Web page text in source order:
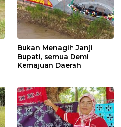
Bukan Menagih Janji
Bupati, semua Demi
Kemajuan Daerah